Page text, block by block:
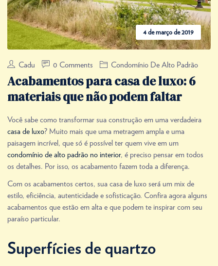
4 de março de 2019
Cadu 0 Comments Condomínio De Alto Padrão
Acabamentos para casa de luxo: 6
materiais que não podem faltar
Você sabe como transformar sua construção em uma verdadeira
casa de luxo? Muito mais que uma metragem ampla e uma
paisagem incrível, que só é possível ter quem vive em um
condomínio de alto padrão no interior, é preciso pensar em todos
os detalhes. Por isso, os acabamento fazem toda a diferença.
Com os acabamentos certos, sua casa de luxo será um mix de
estilo, eficiência, autenticidade e sofisticação. Confira agora alguns
acabamentos que estão em alta e que podem te inspirar com seu
paraíso particular.
Superfícies de quartzo